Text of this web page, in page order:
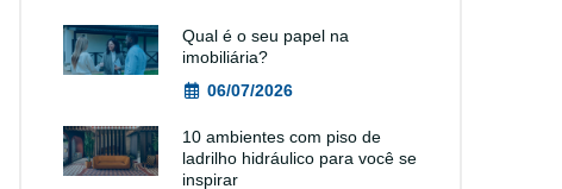
Qual é o seu papel na
imobiliária?
06/07/2026
10 ambientes com piso de
ladrilho hidráulico para você se
inspirar